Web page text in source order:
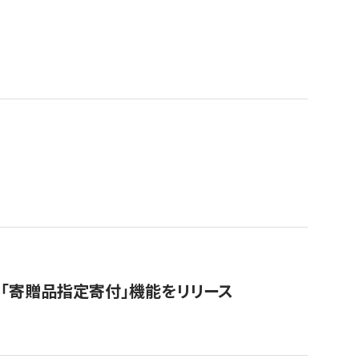
贈品指定寄付」機能をリリース